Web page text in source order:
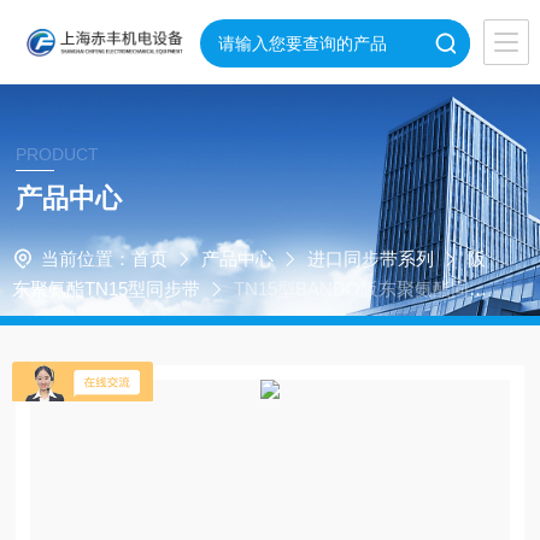
PRODUCT
产品中心
当前位置： 首页 产品中心 进口同步带系列
阪
东聚氨酯TN15型同步带
TN15型BANDO阪东聚氨酯同步
带